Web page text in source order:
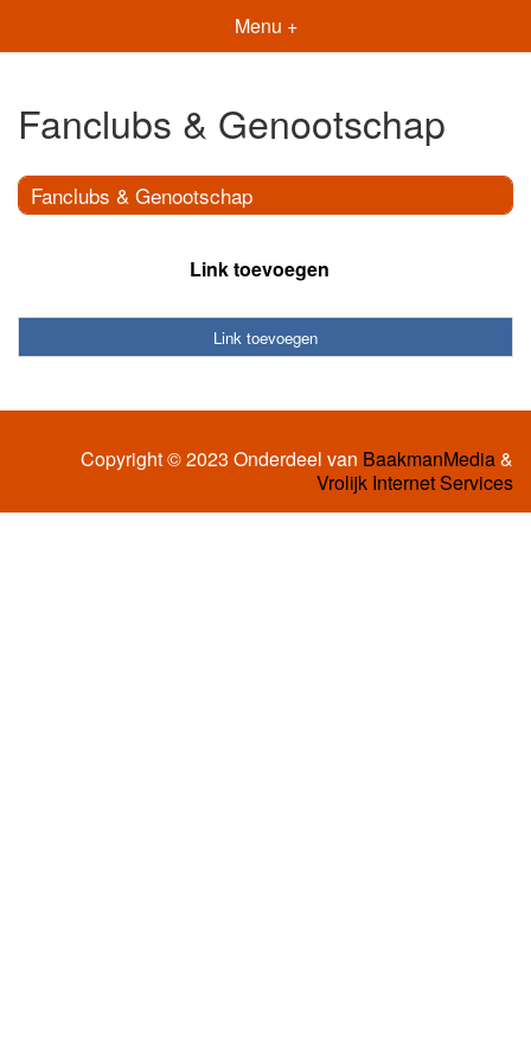
Menu +
Fanclubs & Genootschap
Fanclubs & Genootschap
Link toevoegen
Link toevoegen
Copyright © 2023 Onderdeel van BaakmanMedia&
Vrolijk Internet Services